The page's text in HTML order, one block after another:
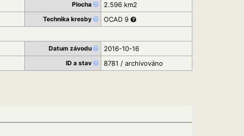
Plocha 2.596 km2
Technika kresby OCAD 9
Datum závodu 2016-10-16
ID a stav 8781 / archivováno